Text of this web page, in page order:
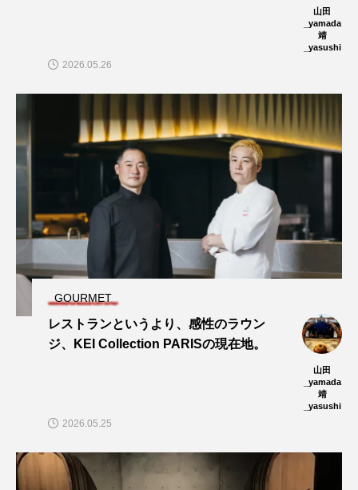
山田
_yamada
靖
_yasushi
2026.05.26
GOURMET
レストランというより、感性のラウン
ジ、KEI Collection PARISの現在地。
山田
_yamada
靖
_yasushi
2026.05.25